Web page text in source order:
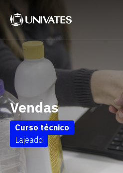
Vendas
Curso técnico
Lajeado